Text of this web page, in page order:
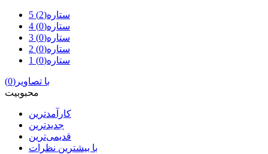
5 ستاره(2)
4 ستاره(0)
3 ستاره(0)
2 ستاره(0)
1 ستاره(0)
با تصاویر (0)
محبوبیت
کارآمدترین
جدیدترین
قدیمی‌ترین
با بیشترین نظرات